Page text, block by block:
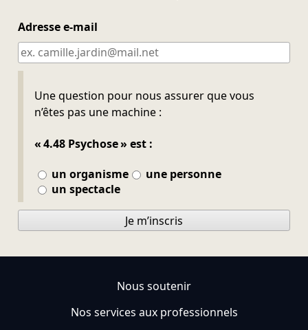
Adresse e-mail
Une question pour nous assurer que vous
n’êtes pas une machine :
« 4.48 Psychose » est :
un organisme
une personne
un spectacle
Ne pas remplir
Je m’inscris
Nous soutenir
Nos services aux professionnels